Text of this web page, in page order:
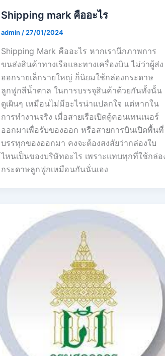
Shipping mark คืออะไร
admin / 27/01/2024
Shipping Mark คืออะไร หากเรานึกภาพการ
ขนส่งสินค้าทางเรือและทางเครื่องบิน ไม่ว่าผู้ส่ง
ออกรายเล็กรายใหญ่ ก็นิยมใช้กล่องกระดาษ
ลูกฟูกสีน้ำตาล ในการบรรจุสินค้าด้วยกันทั้งนั้น
ดูเผินๆ เหมือนไม่มีอะไรน่าแปลกใจ แต่หากใน
การทำงานจริง เมื่อสายเรือเปิดตู้คอนเทนเนอร์
ออกมาเพื่อรับของออก หรือสายการบินเปิดพื้นที่
บรรทุกของออกมา คงจะต้องสงสัยว่ากล่องใบ
ไหนเป็นของบริษัทอะไร เพราะแทบทุกที่ใช้กล่อ
กระดาษลูกฟูกเหมือนกันนั่นเอง